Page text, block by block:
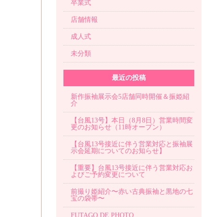
卒業式
店舗情報
成人式
未分類
最近の投稿
新作振袖展示会5店舗同時開催＆振姫紹
介
【台風13号】本日（8月8日）営業時間変
更のお知らせ（11時オープン）
【台風13号接近に伴う営業対応と振袖展
示会延期についてのお知らせ】
【重要】台風13号接近に伴う営業対応お
よびご予約変更について
前撮り姫紹介〜赤い古典振袖と黒地の七
宝の袋帯〜
FUTAGO DE PHOTO